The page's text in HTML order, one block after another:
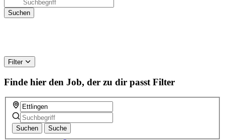
Filter
Finde hier den Job, der zu dir passt Filter
Suchen Suche